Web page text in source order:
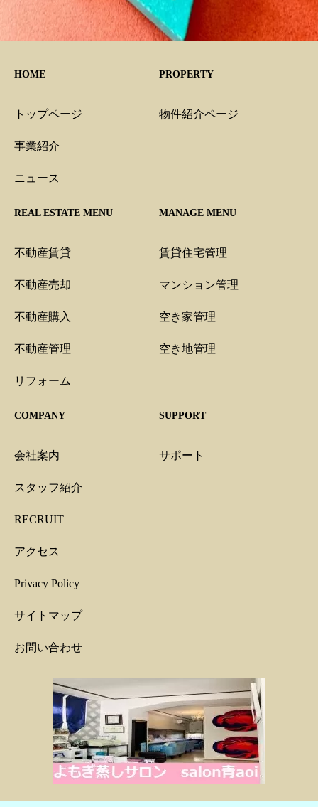
HOME
トップページ
事業紹介
ニュース
PROPERTY
物件紹介ページ
REAL ESTATE MENU
不動産賃貸
不動産売却
不動産購入
不動産管理
リフォーム
MANAGE MENU
賃貸住宅管理
マンション管理
空き家管理
空き地管理
COMPANY
会社案内
スタッフ紹介
RECRUIT
アクセス
Privacy Policy
サイトマップ
お問い合わせ
SUPPORT
サポート